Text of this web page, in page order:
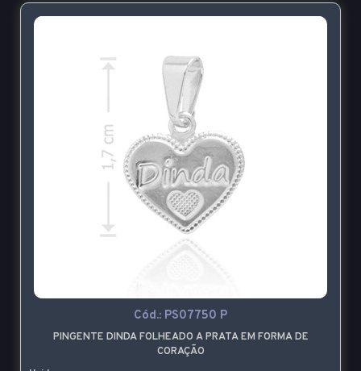
Cód.: PS07750 P
PINGENTE DINDA FOLHEADO A PRATA EM FORMA DE
CORAÇÃO